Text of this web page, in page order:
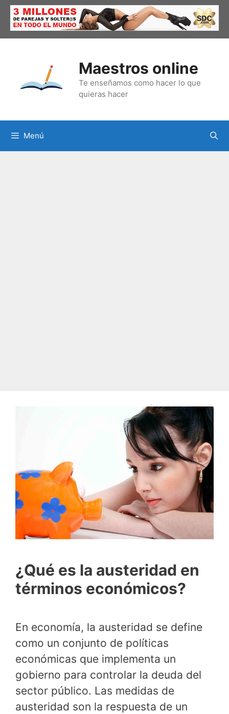
Saltar
contenido
Maestros online
Te enseñamos como hacer lo que
quieras hacer
Menú
¿Qué es la austeridad en
términos económicos?
En economía, la austeridad se define
como un conjunto de políticas
económicas que implementa un
gobierno para controlar la deuda del
sector público. Las medidas de
austeridad son la respuesta de un